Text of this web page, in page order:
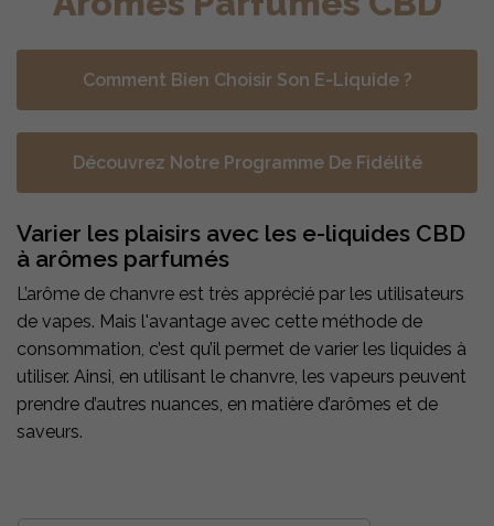
Comment Bien Choisir Son E-Liquide ?
Découvrez Notre Programme De Fidélité
Varier les plaisirs avec les e-liquides CBD
à arômes parfumés
L’arôme de chanvre est très apprécié par les utilisateurs
de vapes. Mais l'avantage avec cette méthode de
consommation, c’est qu’il permet de varier les liquides à
utiliser. Ainsi, en utilisant le chanvre, les vapeurs peuvent
prendre d’autres nuances, en matière d’arômes et de
saveurs.